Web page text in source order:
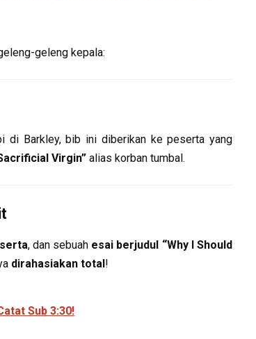
geleng kepala:
di Barkley, bib ini diberikan ke peserta yang
Virgin” alias korban tumbal.
, dan sebuah esai berjudul “Why I Should
dirahasiakan total!
Sub 3:30!